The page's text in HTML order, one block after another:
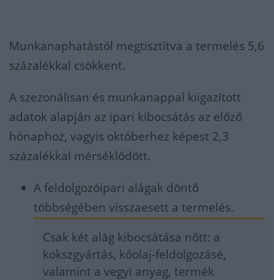
Munkanaphatástól megtisztítva a termelés 5,6
százalékkal csökkent.
A szezonálisan és munkanappal kiigazított
adatok alapján az ipari kibocsátás az előző
hónaphoz, vagyis októberhez képest 2,3
százalékkal mérséklődött.
A feldolgozóipari alágak döntő
többségében visszaesett a termelés.
Csak két alág kibocsátása nőtt: a
kokszgyártás, kőolaj-feldolgozásé,
valamint a vegyi anyag, termék